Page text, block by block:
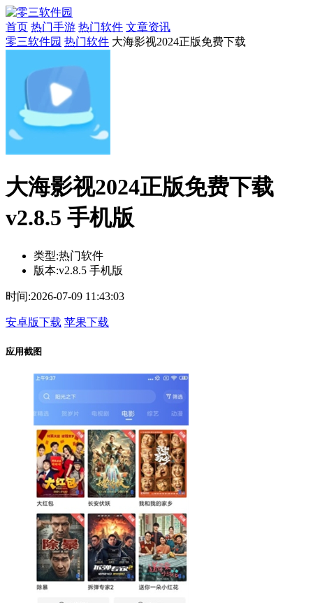
首页 热门手游 热门软件 文章资讯
零三软件园 热门软件 大海影视2024正版免费下载
大海影视2024正版免费下载
v2.8.5 手机版
类型:热门软件
版本:v2.8.5 手机版
时间:2026-07-09 11:43:03
安卓版下载 苹果下载
应用截图